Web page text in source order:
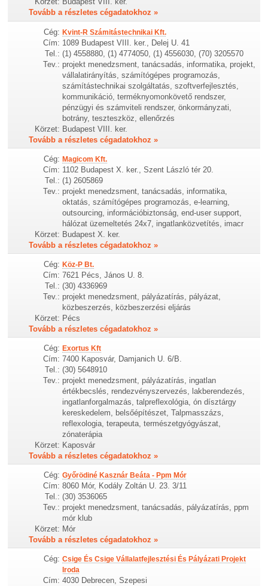
Tovább a részletes cégadatokhoz »
Cég: Kvint-R Számitástechnikai Kft.
Cím: 1089 Budapest VIII. ker., Delej U. 41
Tel.: (1) 4558880, (1) 4774050, (1) 4556030, (70) 3205570
Tev.: projekt menedzsment, tanácsadás, informatika, projekt,
vállalatirányítás, számítógépes programozás,
számítástechnikai szolgáltatás, szoftverfejlesztés,
kommunikáció, terméknyomonkövető rendszer,
pénzügyi és számviteli rendszer, önkormányzati,
botrány, teszteszköz, ellenőrzés
Körzet: Budapest VIII. ker.
Tovább a részletes cégadatokhoz »
Cég: Magicom Kft.
Cím: 1102 Budapest X. ker., Szent László tér 20.
Tel.: (1) 2605869
Tev.: projekt menedzsment, tanácsadás, informatika,
oktatás, számítógépes programozás, e-learning,
outsourcing, információbiztonság, end-user support,
hálózat üzemeltetés 24x7, ingatlanközvetítés, imacr
Körzet: Budapest X. ker.
Tovább a részletes cégadatokhoz »
Cég: Köz-P Bt.
Cím: 7621 Pécs, János U. 8.
Tel.: (30) 4336969
Tev.: projekt menedzsment, pályázatírás, pályázat,
közbeszerzés, közbeszerzési eljárás
Körzet: Pécs
Tovább a részletes cégadatokhoz »
Cég: Exortus Kft
Cím: 7400 Kaposvár, Damjanich U. 6/B.
Tel.: (30) 5648910
Tev.: projekt menedzsment, pályázatírás, ingatlan
értékbecslés, rendezvényszervezés, lakberendezés,
ingatlanforgalmazás, talpreflexológia, ón dísztárgy
kereskedelem, belsőépítészet, Talpmasszázs,
reflexologia, terapeuta, természetgyógyászat,
zónaterápia
Körzet: Kaposvár
Tovább a részletes cégadatokhoz »
Cég: Győrödiné Kasznár Beáta - Ppm Mór
Cím: 8060 Mór, Kodály Zoltán U. 23. 3/11
Tel.: (30) 3536065
Tev.: projekt menedzsment, tanácsadás, pályázatírás, ppm
mór klub
Körzet: Mór
Tovább a részletes cégadatokhoz »
Cég: Csige És Csige Vállalatfejlesztési És Pályázati Projekt
Iroda
Cím: 4030 Debrecen, Szepesi